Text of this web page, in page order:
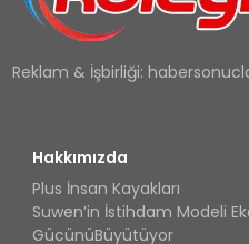
Reklam & İşbirliği:
Hakkımızda
Plus İnsan Kayakları
Suwen’in İstihdam Modeli
GücünüBüyütüyor